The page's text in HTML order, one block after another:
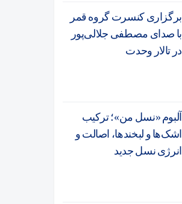
برگزاری کنسرت گروه قمر
با صدای مصطفی جلالی‌پور
در تالار وحدت
آلبوم «نسل من»؛ ترکیب
اشک‌ها و لبخندها، اصالت و
انرژی نسل جدید